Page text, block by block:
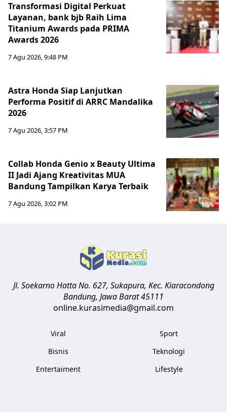
Transformasi Digital Perkuat
Layanan, bank bjb Raih Lima
Titanium Awards pada PRIMA
Awards 2026
7 Agu 2026, 9:48 PM
Astra Honda Siap Lanjutkan
Performa Positif di ARRC Mandalika
2026
7 Agu 2026, 3:57 PM
Collab Honda Genio x Beauty Ultima
II Jadi Ajang Kreativitas MUA
Bandung Tampilkan Karya Terbaik
7 Agu 2026, 3:02 PM
Jl. Soekarno Hatta No. 627, Sukapura, Kec. Kiaracondong
Bandung, Jawa Barat45111
online.kurasimedia@gmail.com
Viral
Bisnis
Entertaiment
Sport
Teknologi
Lifestyle